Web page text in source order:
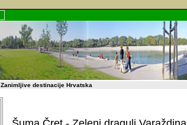
Zanimljive destinacije Hrvatska